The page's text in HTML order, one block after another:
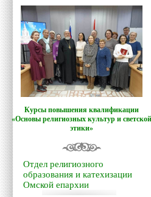
Курсы повышения квалификации
«Основы религиозных культур и светской
этики»
Отдел религиозного
образования и катехизации
Омской епархии